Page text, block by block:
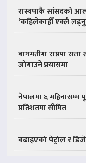
रास्वपाकै सांसदको
‘कहिलेकाहीँ एक्लै
बागमतीमा राप्रपा
जोगाउने प्रयासमा
नेपालमा ६ महिनासम्म
प्रतिशतमा सीमित
बढाइएको पेट्रोल र